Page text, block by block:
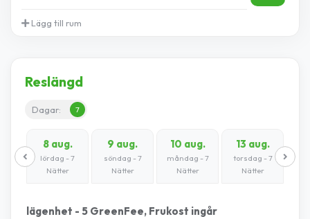
Lägg till rum
Reslängd
Dagar: 7
8 aug.
lördag - 7
Nätter
9 aug.
söndag - 7
Nätter
10 aug.
måndag - 7
Nätter
13 aug.
torsdag - 7
Nätter
lägenhet - 5 GreenFee, Frukost ingår